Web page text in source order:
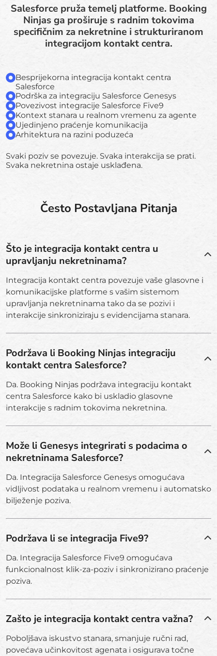
Salesforce pruža temelj platforme. Booking
Ninjas ga proširuje s radnim tokovima
specifičnim za nekretnine i strukturiranom
integracijom kontakt centra.
Besprijekorna integracija kontakt centra
Salesforce
Podrška za integraciju Salesforce Genesys
Povezivost integracije Salesforce Five9
Kontext stanara u realnom vremenu za agente
Ujedinjeno praćenje komunikacija
Arhitektura na razini poduzeća
Svaki poziv se povezuje. Svaka interakcija se prati.
Svaka nekretnina ostaje usklađena.
Često Postavljana Pitanja
Što je integracija kontakt centra u
upravljanju nekretninama?
Integracija kontakt centra povezuje vaše glasovne i
komunikacijske platforme s vašim sistemom
upravljanja nekretninama tako da se pozivi i
interakcije sinkroniziraju s evidencijama stanara.
Podržava li Booking Ninjas integraciju
kontakt centra Salesforce?
Da. Booking Ninjas podržava integraciju kontakt
centra Salesforce kako bi uskladio glasovne
interakcije s radnim tokovima nekretnina.
Može li Genesys integrirati s podacima o
nekretninama Salesforce?
Da. Integracija Salesforce Genesys omogućava
vidljivost podataka u realnom vremenu i automatsko
bilježenje poziva.
Podržava li se integracija Five9?
Da. Integracija Salesforce Five9 omogućava
funkcionalnost klik-za-poziv i sinkronizirano praćenje
poziva.
Zašto je integracija kontakt centra važna?
Poboljšava iskustvo stanara, smanjuje ručni rad,
povećava učinkovitost agenata i osigurava točne